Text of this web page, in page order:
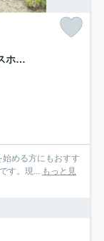
沢渡町借家 刈谷市近郊の賃貸ならクラスホーム刈谷店
める方にもおすす
す。現... もっと見